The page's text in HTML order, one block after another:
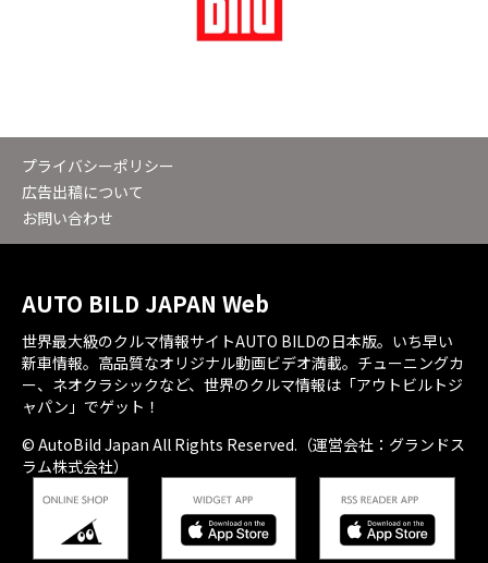
プライバシーポリシー
広告出稿について
お問い合わせ
AUTO BILD JAPAN Web
世界最大級のクルマ情報サイトAUTO BILDの日本版。いち早い
新車情報。高品質なオリジナル動画ビデオ満載。チューニングカ
ー、ネオクラシックなど、世界のクルマ情報は「アウトビルトジ
ャパン」でゲット！
© AutoBild Japan All Rights Reserved.（運営会社：グランドス
ラム株式会社）